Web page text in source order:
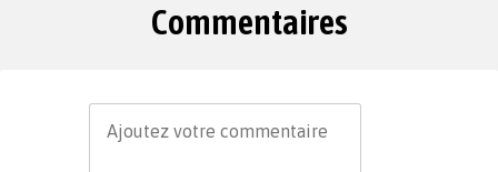
Commentaires